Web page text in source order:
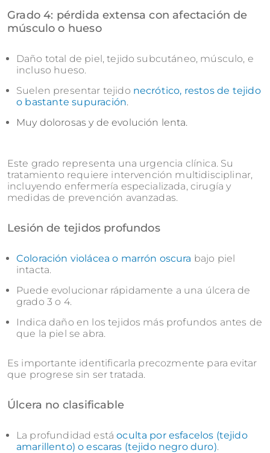
Grado 4: pérdida extensa con afectación de
músculo o hueso
Daño total de piel, tejido subcutáneo, músculo, e
incluso hueso.
Suelen presentar tejido necrótico, restos de tejido
o bastante supuración.
Muy dolorosas y de evolución lenta.
Este grado representa una urgencia clínica. Su
tratamiento requiere intervención multidisciplinar,
incluyendo enfermería especializada, cirugía y
medidas de prevención avanzadas.
Lesión de tejidos profundos
Coloración violácea o marrón oscura bajo piel
intacta.
Puede evolucionar rápidamente a una úlcera de
grado 3 o 4.
Indica daño en los tejidos más profundos antes de
que la piel se abra.
Es importante identificarla precozmente para evitar
que progrese sin ser tratada.
Úlcera no clasificable
La profundidad estáoculta por esfacelos (tejido
amarillento) o escaras (tejido negro duro).